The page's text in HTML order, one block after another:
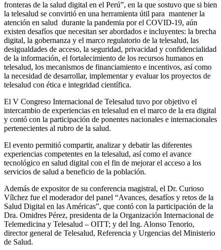
fronteras de la salud digital en el Perú”, en la que sostuvo que si bien
la telesalud se convirtió en una herramienta útil para mantener la
atención en salud durante la pandemia por el COVID-19, aún
existen desafíos que necesitan ser abordados e incluyentes: la brecha
digital, la gobernanza y el marco regulatorio de la telesalud, las
desigualdades de acceso, la seguridad, privacidad y confidencialidad
de la información, el fortalecimiento de los recursos humanos en
telesalud, los mecanismos de financiamiento e incentivos, así como
la necesidad de desarrollar, implementar y evaluar los proyectos de
telesalud con ética e integridad científica.
El V Congreso Internacional de Telesalud tuvo por objetivo el
intercambio de experiencias en telesalud en el marco de la era digital
y contó con la participación de ponentes nacionales e internacionales
pertenecientes al rubro de la salud.
El evento permitió compartir, analizar y debatir las diferentes
experiencias competentes en la telesalud, así como el avance
tecnológico en salud digital con el fin de mejorar el acceso a los
servicios de salud a beneficio de la población.
Además de expositor de su conferencia magistral, el Dr. Curioso
Vílchez fue el moderador del panel “Avances, desafíos y retos de la
Salud Digital en las Américas”, que contó con la participación de la
Dra. Omidres Pérez, presidenta de la Organización Internacional de
Telemedicina y Telesalud – OITT; y del Ing. Alonso Tenorio,
director general de Telesalud, Referencia y Urgencias del Ministerio
de Salud.